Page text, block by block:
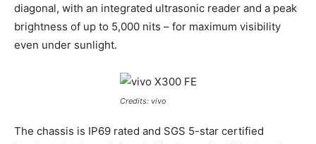
diagonal, with an integrated ultrasonic reader and a peak
brightness of up to 5,000 nits – for maximum visibility
even under sunlight.
Credits: vivo
The chassis is IP69 rated and SGS 5-star certified